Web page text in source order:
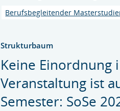
Berufsbegleitender
Strukturbaum
Keine Einordnung
Veranstaltung ist
Semester: SoSe